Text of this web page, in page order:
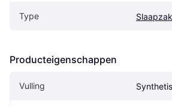
Type
Producteigenschappen
Vulling